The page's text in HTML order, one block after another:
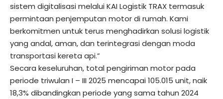
sistem digitalisasi melalui KAI Logistik TRAX termasuk
permintaan penjemputan motor di rumah. Kami
berkomitmen untuk terus menghadirkan solusi logistik
yang andal, aman, dan terintegrasi dengan moda
transportasi kereta api.”
Secara keseluruhan, total pengiriman motor pada
periode triwulan I – III 2025 mencapai 105.015 unit, naik
18,3% dibandingkan periode yang sama tahun 2024